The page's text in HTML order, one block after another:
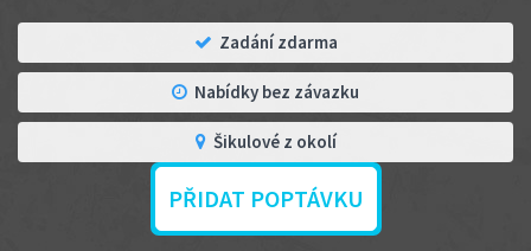
Zadání zdarma
Nabídky bez závazku
Šikulové z okolí
PŘIDAT POPTÁVKU